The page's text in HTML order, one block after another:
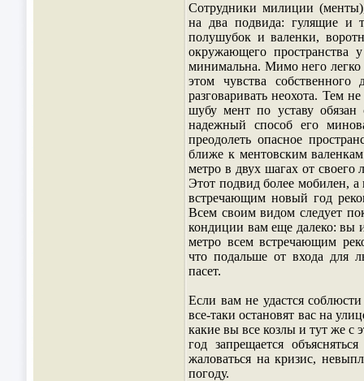
Сотрудники милиции (менты),
на два подвида: гулящие и
полушубок и валенки,
окружающего пространства
минимальна. Мимо него
этом чувства
разговаривать неохота. Тем
шубу мент по уставу обязан
надежный способ его
преодолеть опасное
ближе к ментовским
метро в двух шагах от своего
Этот подвид более мобилен,
встречающим новый год
Всем своим видом следует
кондиции вам еще далеко: вы
метро всем встречающим
что подальше от входа для
пасет.
Если вам не удастся
все-таки остановят вас на
какие вы все козлы и тут же с
год запрещается
жаловаться на кризис,
погоду.